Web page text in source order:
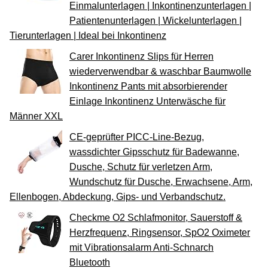
Einmalunterlagen | Inkontinenzunterlagen |
Patientenunterlagen | Wickelunterlagen |
Tierunterlagen | Ideal bei Inkontinenz
Carer Inkontinenz Slips für Herren
wiederverwendbar & waschbar Baumwolle
Inkontinenz Pants mit absorbierender
Einlage Inkontinenz Unterwäsche für
Männer XXL
CE-geprüfter PICC-Line-Bezug,
wassdichter Gipsschutz für Badewanne,
Dusche, Schutz für verletzen Arm,
Wundschutz für Dusche, Erwachsene, Arm,
Ellenbogen, Abdeckung, Gips- und Verbandschutz.
Checkme O2 Schlafmonitor, Sauerstoff &
Herzfrequenz, Ringsensor, SpO2 Oximeter
mit Vibrationsalarm Anti-Schnarch
Bluetooth